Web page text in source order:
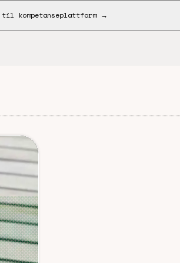
til kompetanseplattform →